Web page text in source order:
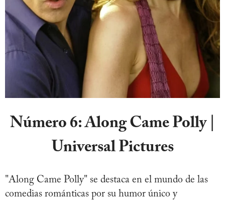
Número 6:Along Came Polly |
Universal Pictures
"Along Came Polly" se destaca en el mundo de las
comedias románticas por su humor único y